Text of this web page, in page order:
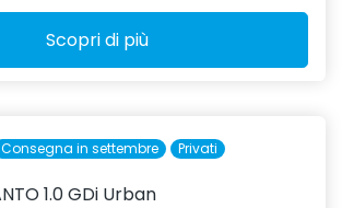
Scopri di più
Consegna in settembre Privati